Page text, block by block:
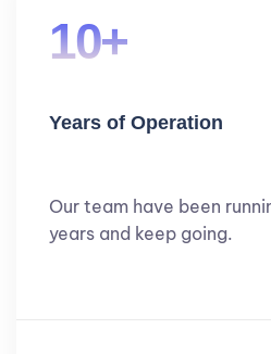
10+
Years of Operation
Our team have been
years and keep going.